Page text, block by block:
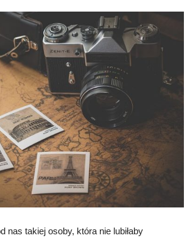
nas takiej osoby, która nie lubiłaby